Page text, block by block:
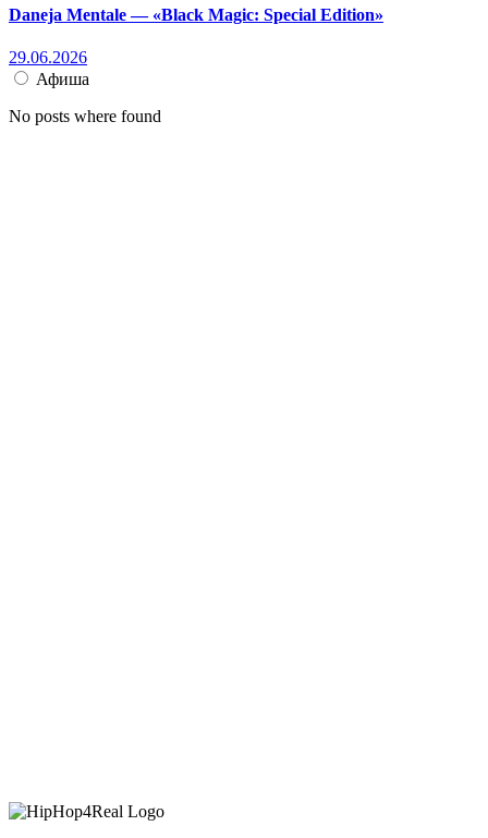
Daneja Mentale — «Black Magic: Special Edition»
29.06.2026
Афиша
No posts where found